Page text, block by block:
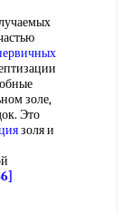
золе,
Это
золя и